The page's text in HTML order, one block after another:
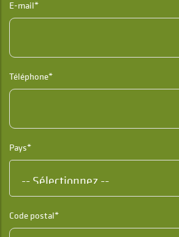
E-mail*
Téléphone*
Pays*
Code postal*